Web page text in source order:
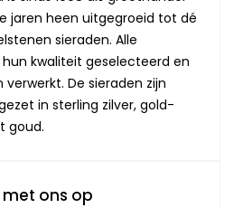
jaren heen uitgegroeid tot dé
sieraden. Alle
kwaliteit geselecteerd en
De sieraden zijn
in sterling zilver, gold-
goud.
ons op